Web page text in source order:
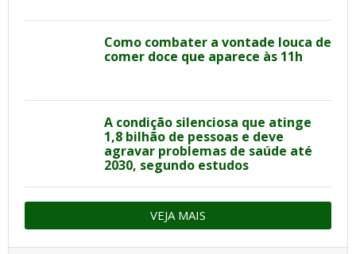
Como combater a vontade louca de
comer doce que aparece às 11h
A condição silenciosa que atinge
1,8 bilhão de pessoas e deve
agravar problemas de saúde até
2030, segundo estudos
VEJA MAIS